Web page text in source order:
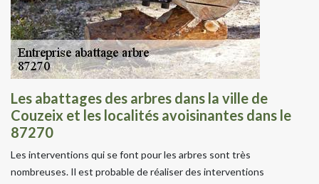
Les abattages des arbres dans la ville de
Couzeix et les localités avoisinantes dans le
87270
Les interventions qui se font pour les arbres sont très
nombreuses. Il est probable de réaliser des interventions